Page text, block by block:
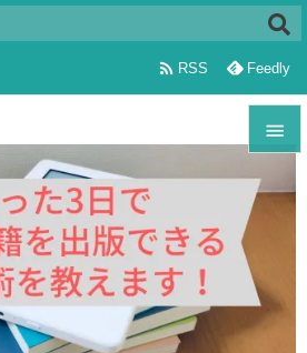


メニュ

前へ
 RSS Feedly